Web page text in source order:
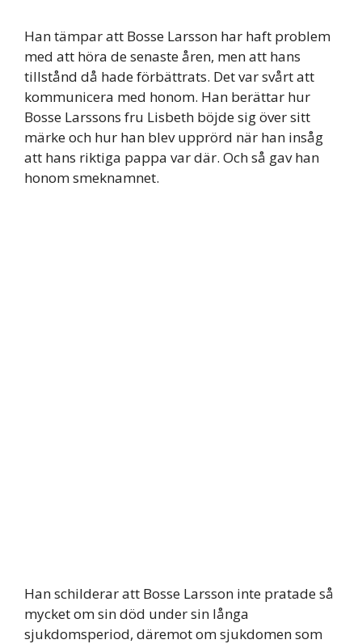
Han tämpar att Bosse Larsson har haft problem
med att höra de senaste åren, men att hans
tillstånd då hade förbättrats. Det var svårt att
kommunicera med honom. Han berättar hur
Bosse Larssons fru Lisbeth böjde sig över sitt
märke och hur han blev upprörd när han insåg
att hans riktiga pappa var där. Och så gav han
honom smeknamnet.
Han schilderar att Bosse Larsson inte pratade så
mycket om sin död under sin långa
sjukdomsperiod, däremot om sjukdomen som